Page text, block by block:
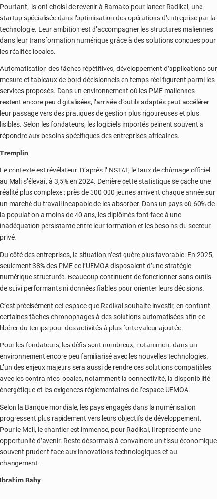
Pourtant, ils ont choisi de revenir à Bamako pour lancer Radikal, une
startup spécialisée dans l’optimisation des opérations d’entreprise par la
technologie. Leur ambition est d’accompagner les structures maliennes
dans leur transformation numérique grâce à des solutions conçues pour
les réalités locales.
Automatisation des tâches répétitives, développement d’applications sur
mesure et tableaux de bord décisionnels en temps réel figurent parmi les
services proposés. Dans un environnement où les PME maliennes
restent encore peu digitalisées, l’arrivée d’outils adaptés peut accélérer
leur passage vers des pratiques de gestion plus rigoureuses et plus
lisibles. Selon les fondateurs, les logiciels importés peinent souvent à
répondre aux besoins spécifiques des entreprises africaines.
Tremplin
Le contexte est révélateur. D’après l’INSTAT, le taux de chômage officiel
au Mali s’élevait à 3,5% en 2024. Derrière cette statistique se cache une
réalité plus complexe : près de 300 000 jeunes arrivent chaque année sur
un marché du travail incapable de les absorber. Dans un pays où 60% de
la population a moins de 40 ans, les diplômés font face à une
inadéquation persistante entre leur formation et les besoins du secteur
privé.
Du côté des entreprises, la situation n’est guère plus favorable. En 2025,
seulement 38% des PME de l’UEMOA disposaient d’une stratégie
numérique structurée. Beaucoup continuent de fonctionner sans outils
de suivi performants ni données fiables pour orienter leurs décisions.
C’est précisément cet espace que Radikal souhaite investir, en confiant
certaines tâches chronophages à des solutions automatisées afin de
libérer du temps pour des activités à plus forte valeur ajoutée.
Pour les fondateurs, les défis sont nombreux, notamment dans un
environnement encore peu familiarisé avec les nouvelles technologies.
L’un des enjeux majeurs sera aussi de rendre ces solutions compatibles
avec les contraintes locales, notamment la connectivité, la disponibilité
énergétique et les exigences réglementaires de l’espace UEMOA.
Selon la Banque mondiale, les pays engagés dans la numérisation
progressent plus rapidement vers leurs objectifs de développement.
Pour le Mali, le chantier est immense, pour Radikal, il représente une
opportunité d’avenir. Reste désormais à convaincre un tissu économique
souvent prudent face aux innovations technologiques et au
changement.
Ibrahim Baby